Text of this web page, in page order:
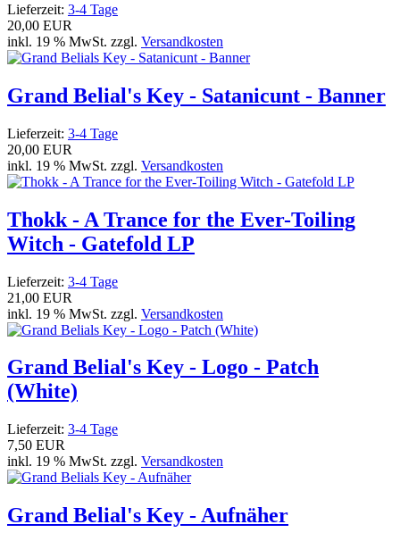
Lieferzeit: 3-4 Tage
20,00 EUR
inkl. 19 % MwSt. zzgl. Versandkosten
Grand Belial's Key - Satanicunt - Banner
Lieferzeit: 3-4 Tage
20,00 EUR
inkl. 19 % MwSt. zzgl. Versandkosten
Thokk - A Trance for the Ever-Toiling
Witch - Gatefold LP
Lieferzeit: 3-4 Tage
21,00 EUR
inkl. 19 % MwSt. zzgl. Versandkosten
Grand Belial's Key - Logo - Patch
(White)
Lieferzeit: 3-4 Tage
7,50 EUR
inkl. 19 % MwSt. zzgl. Versandkosten
Grand Belial's Key - Aufnäher